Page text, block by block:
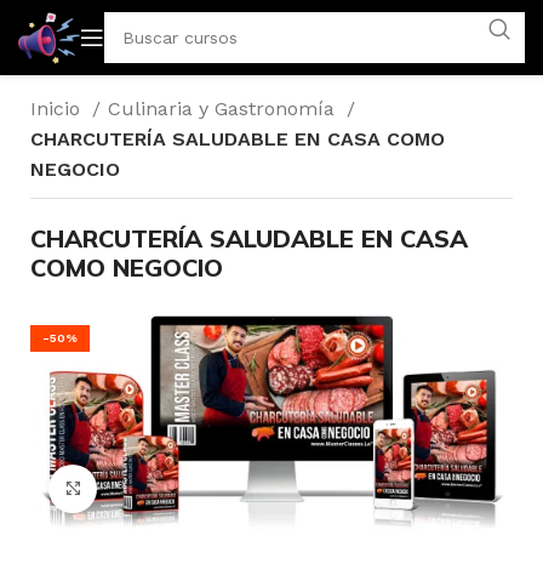
Inicio
Culinaria y Gastronomía
CHARCUTERÍA SALUDABLE EN CASA COMO
NEGOCIO
CHARCUTERÍA SALUDABLE EN CASA
COMO NEGOCIO
-50%
Click to enlarge